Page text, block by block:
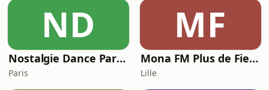
ND
Nostalgie Dance Party 90
Paris
MF
Mona FM Plus de Fiesta
Lille